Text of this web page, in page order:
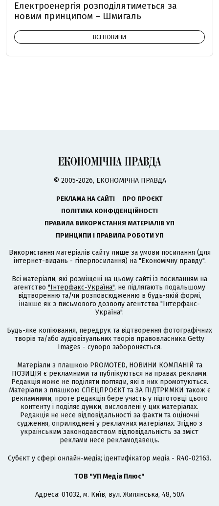
Електроенергія розподілятиметься за
новим принципом – Шмигаль
ВСІ НОВИНИ
© 2005-2026, ЕКОНОМІЧНА ПРАВДА
РЕКЛАМА НА САЙТІ
ПРО ПРОЄКТ
ПОЛІТИКА КОНФІДЕНЦІЙНОСТІ
ПРАВИЛА ВИКОРИСТАННЯ МАТЕРІАЛІВ УП
ПРИНЦИПИ І ПРАВИЛА РОБОТИ УП
Використання матеріалів сайту лише за умови посилання (для
інтернет-видань - гіперпосилання) на "Економічну правду".
Всі матеріали, які розміщені на цьому сайті із посиланням на
агентство "Інтерфакс-Україна", не підлягають подальшому
відтворенню та/чи розповсюдженню в будь-якій формі,
інакше як з письмового дозволу агентства "Інтерфакс-
Україна".
Будь-яке копіювання, передрук та відтворення фотографічних
творів та/або аудіовізуальних творів правовласника Getty
Images - суворо забороняється.
Матеріали з плашкою PROMOTED, НОВИНИ КОМПАНІЙ та
ПОЗИЦІЯ є рекламними та публікуються на правах реклами.
Редакція може не поділяти погляди, які в них промотуються.
Матеріали з плашкою СПЕЦПРОЄКТ та ЗА ПІДТРИМКИ також є
рекламними, проте редакція бере участь у підготовці цього
контенту і поділяє думки, висловлені у цих матеріалах.
Редакція не несе відповідальності за факти та оціночні
судження, оприлюднені у рекламних матеріалах. Згідно з
українським законодавством відповідальність за зміст
реклами несе рекламодавець.
Cубєкт у сфері онлайн-медіа; ідентифікатор медіа - R40-02163.
ТОВ "УП Медіа Плюс"
Адреса: 01032, м. Київ, вул. Жилянська, 48, 50А